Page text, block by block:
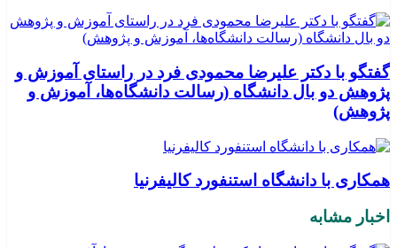
گفتگو با دکتر علیرضا محمودی فرد در راستای آموزش و
پژوهش دو بال دانشگاه (رسالت دانشگاه‌ها، آموزش و
پژوهش)
همکاری با دانشگاه استنفورد کالیفرنیا
اخبار مشابه